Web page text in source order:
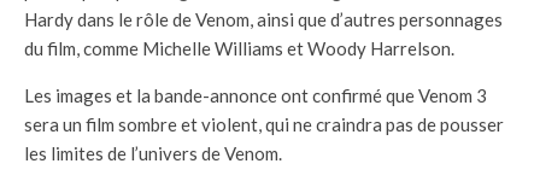
Hardy dans le rôle de Venom, ainsi que d’autres personnages
du film, comme Michelle Williams et Woody Harrelson.
Les images et la bande-annonce ont confirmé que Venom 3
sera un film sombre et violent, qui ne craindra pas de pousser
les limites de l’univers de Venom.